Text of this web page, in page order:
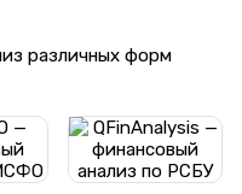
различных форм